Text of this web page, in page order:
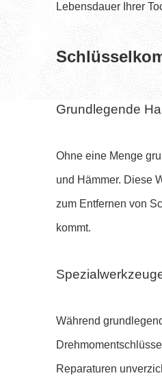
Lebensdauer Ihrer
Grundlegende
Ohne eine Menge
und Hämmer. Diese
zum Entfernen von
kommt.
Während
Reparaturen